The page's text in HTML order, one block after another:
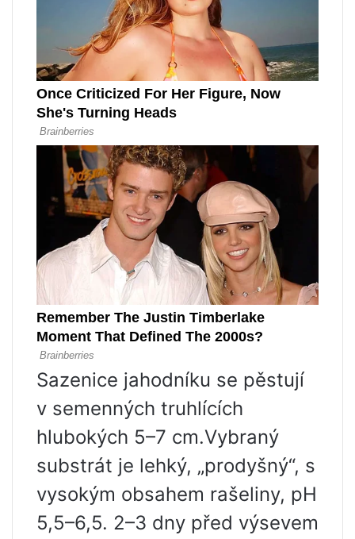
Sazenice jahodníku se pěstují
v semenných truhlících
hlubokých 5–7 cm.Vybraný
substrát je lehký, „prodyšný“, s
vysokým obsahem rašeliny, pH
5,5–6,5. 2–3 dny před výsevem